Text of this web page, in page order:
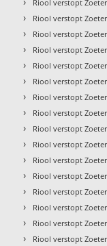
Riool verstopt
› Riool verstopt
› Riool verstopt
› Riool verstopt
› Riool verstopt
› Riool verstopt
› Riool verstopt
› Riool verstopt
› Riool verstopt
› Riool verstopt
› Riool verstopt
› Riool verstopt
› Riool verstopt
› Riool verstopt
› Riool verstopt
› Riool verstopt